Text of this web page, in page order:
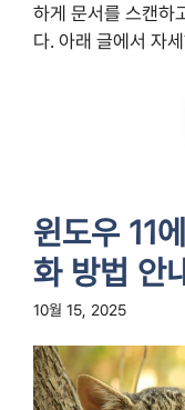
하게 문서를 스캔하
다. 아래 글에서 자
윈도우 11
화 방법 안
10월 15, 2025